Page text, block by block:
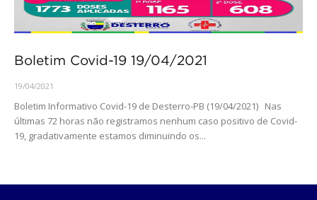
Boletim Covid-19 19/04/2021
19/04/2021
Boletim Informativo Covid-19 de Desterro-PB (19/04/2021) Nas
últimas 72 horas não registramos nenhum caso positivo de Covid-
19, gradativamente estamos diminuindo os...